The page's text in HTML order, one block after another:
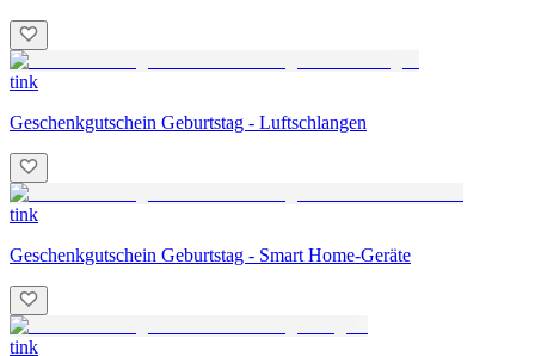
tink
Geschenkgutschein Geburtstag - Luftschlangen
tink
Geschenkgutschein Geburtstag - Smart Home-Geräte
tink